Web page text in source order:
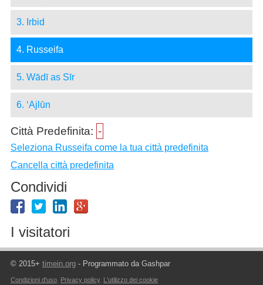
3. Irbid
4. Russeifa
5. Wādī as Sīr
6. ‘Ajlūn
Città Predefinita: -
Seleziona Russeifa come la tua città predefinita
Cancella città predefinita
Condividi
I visitatori
© 2015+ timein.org- Programmato da Gashpar
Condizioni d'uso, Privacy policy, L'utilizzo dei cookie